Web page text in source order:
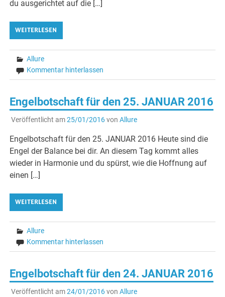
du ausgerichtet auf die […]
WEITERLESEN
Allure
Kommentar hinterlassen
Engelbotschaft für den 25. JANUAR 2016
Veröffentlicht am25/01/2016von Allure
Engelbotschaft für den 25. JANUAR 2016 Heute sind die
Engel der Balance bei dir. An diesem Tag kommt alles
wieder in Harmonie und du spürst, wie die Hoffnung auf
einen […]
WEITERLESEN
Allure
Kommentar hinterlassen
Engelbotschaft für den 24. JANUAR 2016
Veröffentlicht am24/01/2016von Allure